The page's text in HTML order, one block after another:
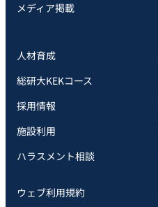
メディア掲載
人材育成
総研大KEKコース
採用情報
施設利用
ハラスメント相談
ウェブ利用規約